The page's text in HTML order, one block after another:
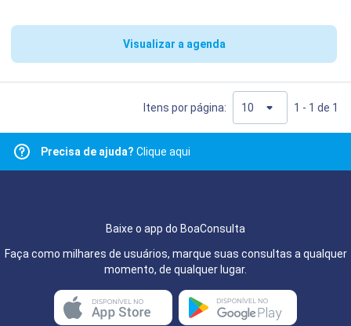
Visualizar a agenda
Itens por página: 1 - 1 de 1
Precisa de ajuda? Clique aqui
Baixe o app do BoaConsulta
Faça como milhares de usuários, marque suas consultas a qualquer
momento, de qualquer lugar.